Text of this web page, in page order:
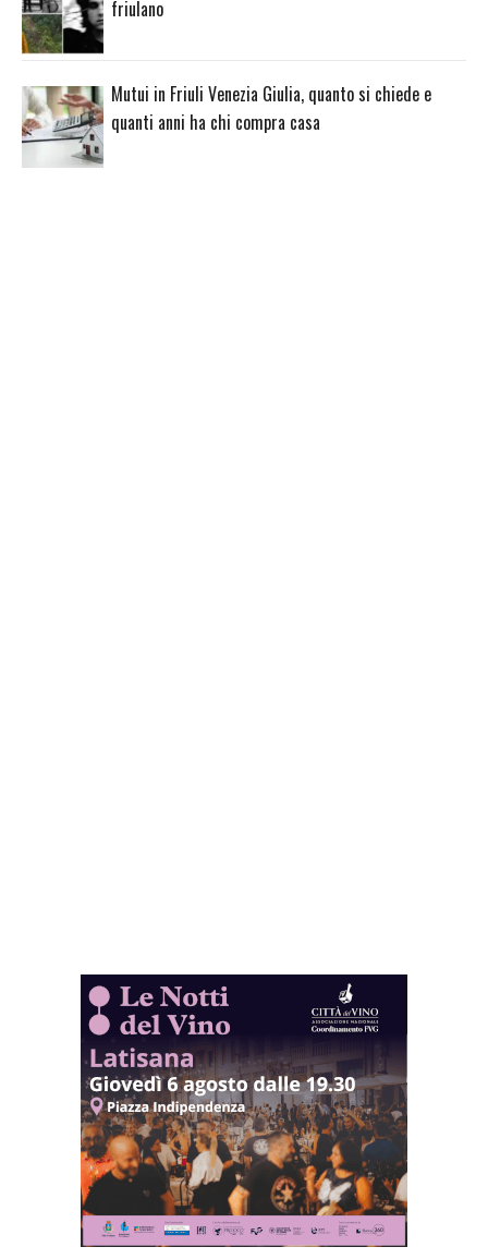
friulano
Mutui in Friuli Venezia Giulia, quanto si chiede e
quanti anni ha chi compra casa